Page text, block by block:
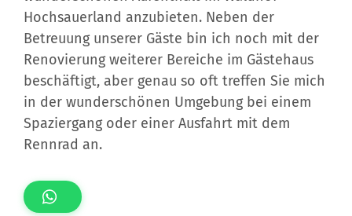
Hochsauerland anzubieten. Neben der
Betreuung unserer Gäste bin ich noch mit der
Renovierung weiterer Bereiche im Gästehaus
beschäftigt, aber genau so oft treffen Sie mich
in der wunderschönen Umgebung bei einem
Spaziergang oder einer Ausfahrt mit dem
Rennrad an.